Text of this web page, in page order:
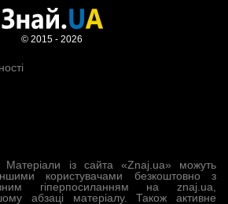
Матеріали із сайта «Znaj.ua» можуть
користувачами безкоштовно з
гіперпосиланням на znaj.ua,
абзаці матеріалу. Також активне
© 2015 - 2026